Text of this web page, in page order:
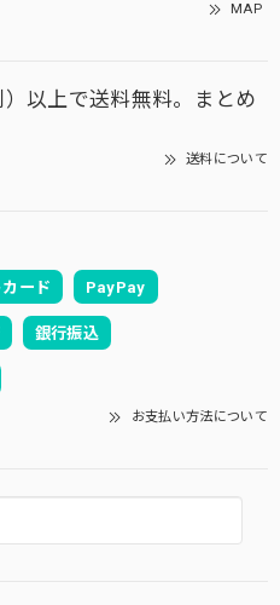
MAP
以上で送料無料。まとめ
送料について
ード PayPay
銀行振込
お支払い方法について